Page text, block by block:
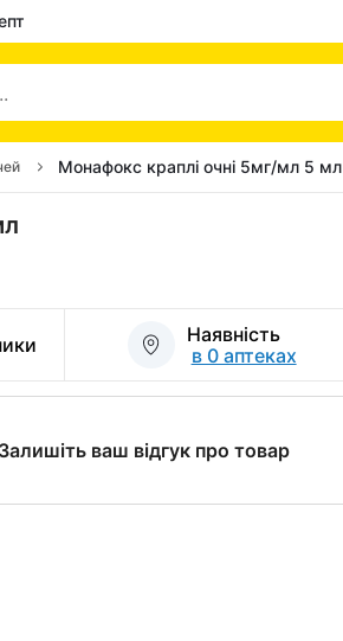
Монафокс краплі очні 5мг/мл 5 мл
Наявність
в 0 аптеках
Залишіть ваш відгук про товар